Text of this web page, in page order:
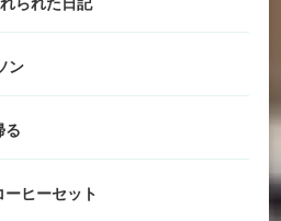
ン
る
ーヒーセット